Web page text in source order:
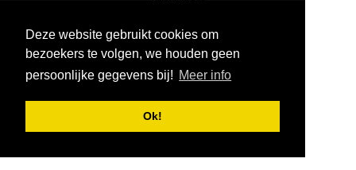
Deze website gebruikt cookies om
bezoekers te volgen, we houden geen
persoonlijke gegevens bij! Meer info
Ok!
BOp-Magazine
Interessante links
Bronnen vol leven